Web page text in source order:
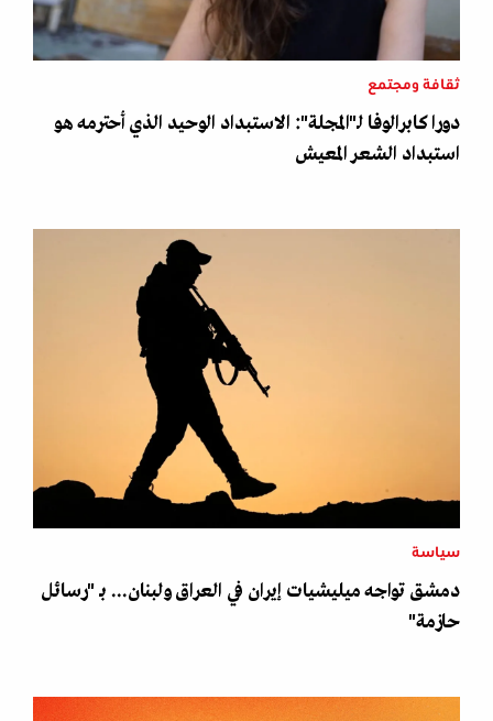
ثقافة ومجتمع
دورا كابرالوفا لـ"المجلة": الاستبداد الوحيد الذي أحترمه هو
استبداد الشعر المعيش
سياسة
دمشق تواجه ميليشيات إيران في العراق ولبنان... بـ "رسائل
حازمة"